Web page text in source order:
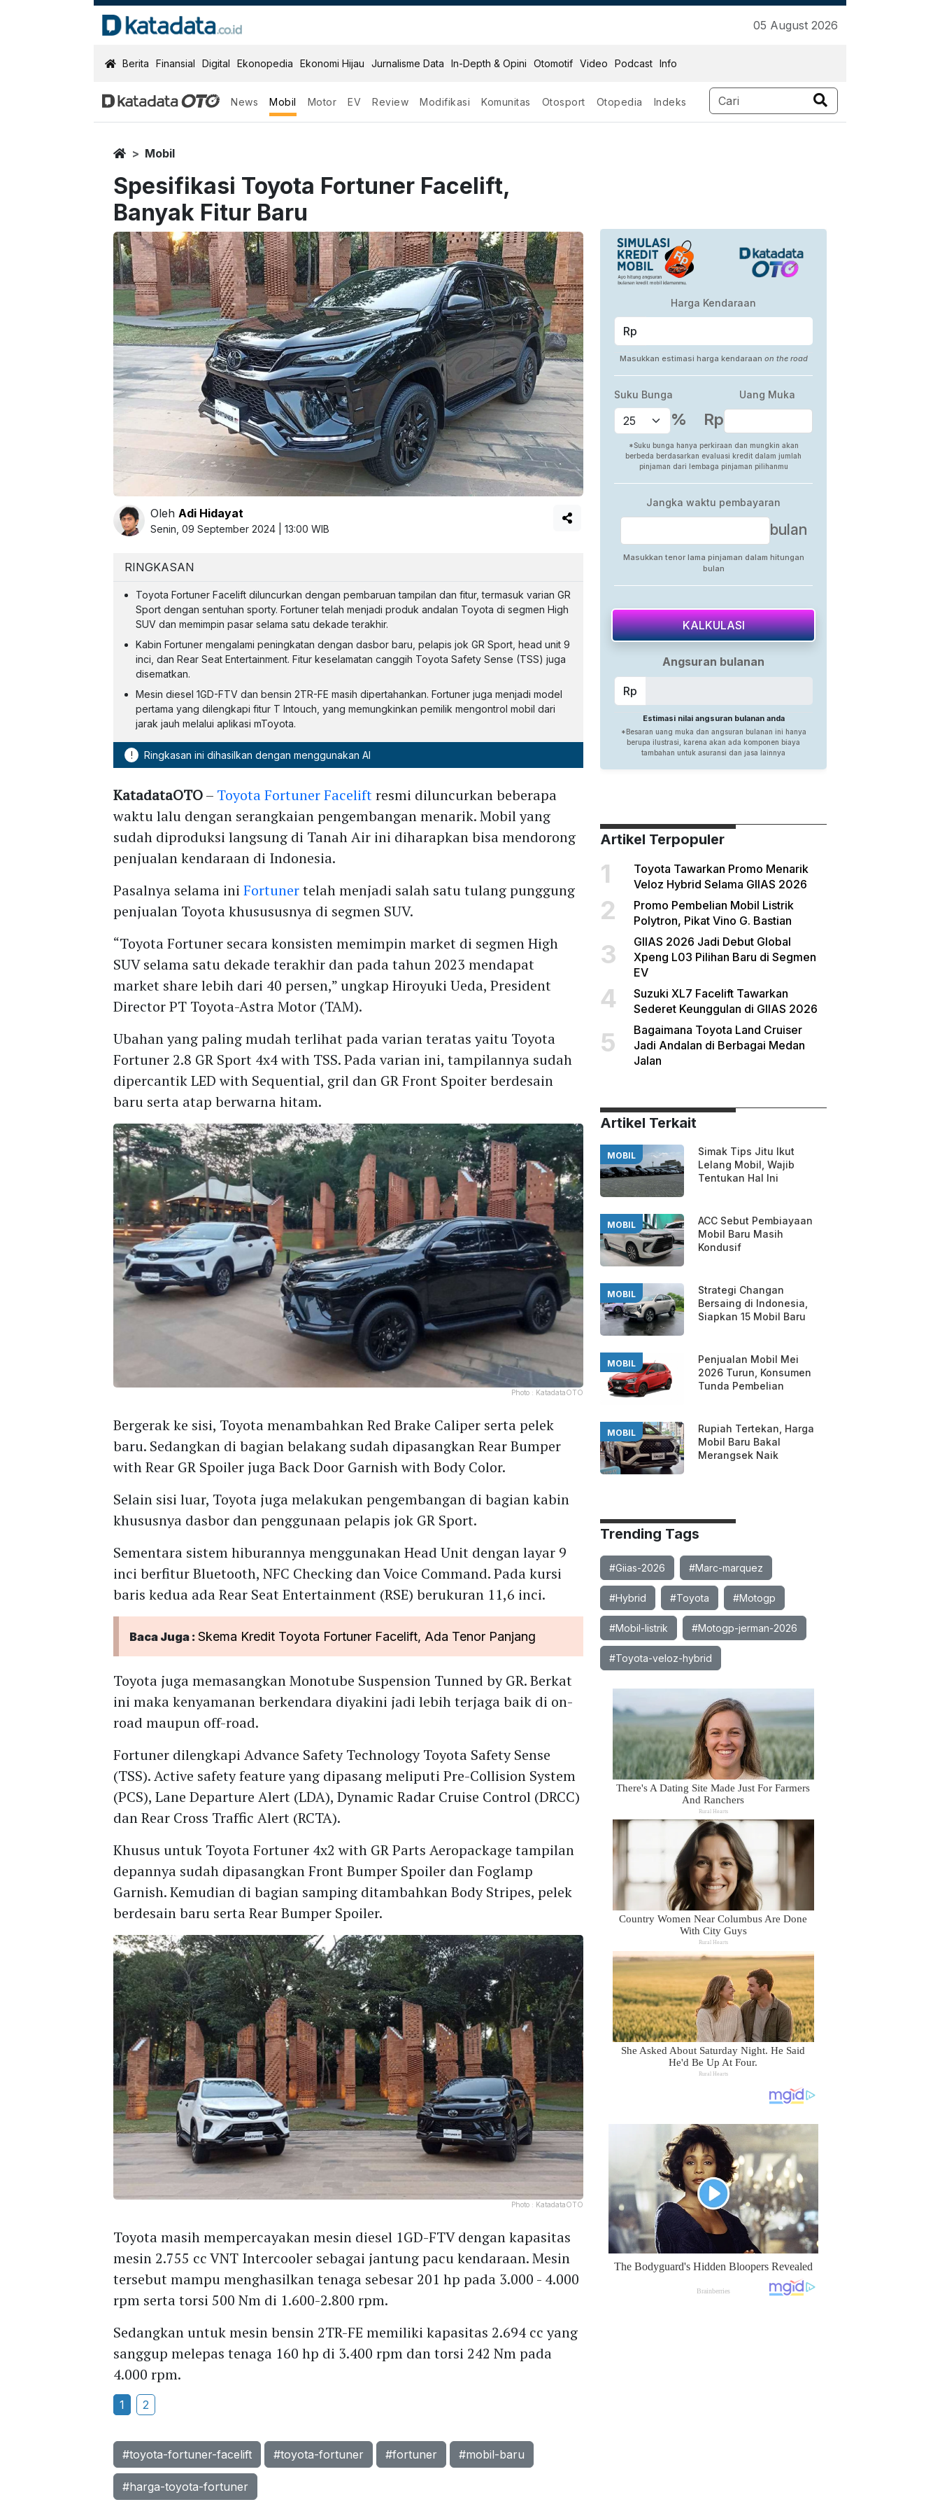
05 August 2026
KatadataOTO
Berita Finansial Digital Ekonopedia Ekonomi Hijau Jurnalisme Data In-Depth & Opini Otomotif Video Podcast Info
News Mobil Motor EV Review Modifikasi Komunitas Otosport Otopedia Indeks
HomeMobil
Spesifikasi Toyota Fortuner Facelift,
Banyak Fitur Baru
Oleh Adi Hidayat
Senin, 09 September 2024 | 13:00 WIB
RINGKASAN
Toyota Fortuner Facelift diluncurkan dengan pembaruan tampilan dan fitur, termasuk varian GR
Sport dengan sentuhan sporty. Fortuner telah menjadi produk andalan Toyota di segmen High
SUV dan memimpin pasar selama satu dekade terakhir.
Kabin Fortuner mengalami peningkatan dengan dasbor baru, pelapis jok GR Sport, head unit 9
inci, dan Rear Seat Entertainment. Fitur keselamatan canggih Toyota Safety Sense (TSS) juga
disematkan.
Mesin diesel 1GD-FTV dan bensin 2TR-FE masih dipertahankan. Fortuner juga menjadi model
pertama yang dilengkapi fitur T Intouch, yang memungkinkan pemilik mengontrol mobil dari
jarak jauh melalui aplikasi mToyota.
! Ringkasan ini dihasilkan dengan menggunakan AI
KatadataOTO– Toyota Fortuner Faceliftresmi diluncurkan beberapa
waktu lalu dengan serangkaian pengembangan menarik. Mobil yang
sudah diproduksi langsung di Tanah Air ini diharapkan bisa mendorong
penjualan kendaraan di Indonesia.
Pasalnya selama iniFortunertelah menjadi salah satu tulang punggung
penjualan Toyota khusususnya di segmen SUV.
“Toyota Fortuner secara konsisten memimpin market di segmen High
SUV selama satu dekade terakhir dan pada tahun 2023 mendapat
market share lebih dari 40 persen,” ungkap Hiroyuki Ueda, President
Director PT Toyota-Astra Motor (TAM).
Ubahan yang paling mudah terlihat pada varian teratas yaitu Toyota
Fortuner 2.8 GR Sport 4x4 with TSS. Pada varian ini, tampilannya sudah
dipercantik LED with Sequential, gril dan GR Front Spoiter berdesain
baru serta atap berwarna hitam.
Photo : KatadataOTO
Bergerak ke sisi, Toyota menambahkan Red Brake Caliper serta pelek
baru. Sedangkan di bagian belakang sudah dipasangkan Rear Bumper
with Rear GR Spoiler juga Back Door Garnish with Body Color.
Selain sisi luar, Toyota juga melakukan pengembangan di bagian kabin
khususnya dasbor dan penggunaan pelapis jok GR Sport.
Sementara sistem hiburannya menggunakan Head Unit dengan layar 9
inci berfitur Bluetooth, NFC Checking dan Voice Command. Pada kursi
baris kedua ada Rear Seat Entertainment (RSE) berukuran 11,6 inci.
Baca Juga :Skema Kredit Toyota Fortuner Facelift, Ada Tenor Panjang
Toyota juga memasangkan Monotube Suspension Tunned by GR. Berkat
ini maka kenyamanan berkendara diyakini jadi lebih terjaga baik di on-
road maupun off-road.
Fortuner dilengkapi Advance Safety Technology Toyota Safety Sense
(TSS). Active safety feature yang dipasang meliputi Pre-Collision System
(PCS), Lane Departure Alert (LDA), Dynamic Radar Cruise Control (DRCC)
dan Rear Cross Traffic Alert (RCTA).
Khusus untuk Toyota Fortuner 4x2 with GR Parts Aeropackage tampilan
depannya sudah dipasangkan Front Bumper Spoiler dan Foglamp
Garnish. Kemudian di bagian samping ditambahkan Body Stripes, pelek
berdesain baru serta Rear Bumper Spoiler.
Photo : KatadataOTO
Toyota masih mempercayakan mesin diesel 1GD-FTV dengan kapasitas
mesin 2.755 cc VNT Intercooler sebagai jantung pacu kendaraan. Mesin
tersebut mampu menghasilkan tenaga sebesar 201 hp pada 3.000 - 4.000
rpm serta torsi 500 Nm di 1.600-2.800 rpm.
Sedangkan untuk mesin bensin 2TR-FE memiliki kapasitas 2.694 cc yang
sanggup melepas tenaga 160 hp di 3.400 rpm dan torsi 242 Nm pada
4.000 rpm.
1 2
#toyota-fortuner-facelift #toyota-fortuner #fortuner #mobil-baru
#harga-toyota-fortuner
Artikel Terpopuler
1
Toyota Tawarkan Promo Menarik
Veloz Hybrid Selama GIIAS 2026
2
Promo Pembelian Mobil Listrik
Polytron, Pikat Vino G. Bastian
3
GIIAS 2026 Jadi Debut Global
Xpeng L03 Pilihan Baru di Segmen
EV
4
Suzuki XL7 Facelift Tawarkan
Sederet Keunggulan di GIIAS 2026
5
Bagaimana Toyota Land Cruiser
Jadi Andalan di Berbagai Medan
Jalan
Artikel Terkait
MOBIL
Simak Tips Jitu Ikut
Lelang Mobil, Wajib
Tentukan Hal Ini
MOBIL
ACC Sebut Pembiayaan
Mobil Baru Masih
Kondusif
MOBIL
Strategi Changan
Bersaing di Indonesia,
Siapkan 15 Mobil Baru
MOBIL
Penjualan Mobil Mei
2026 Turun, Konsumen
Tunda Pembelian
MOBIL
Rupiah Tertekan, Harga
Mobil Baru Bakal
Merangsek Naik
Trending Tags
#Giias-2026 #Marc-marquez
#Hybrid #Toyota #Motogp
#Mobil-listrik #Motogp-jerman-2026
#Toyota-veloz-hybrid